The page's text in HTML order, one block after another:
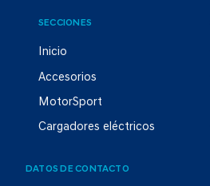
SECCIONES
Inicio
Accesorios
MotorSport
Cargadores eléctricos
DATOS DE CONTACTO